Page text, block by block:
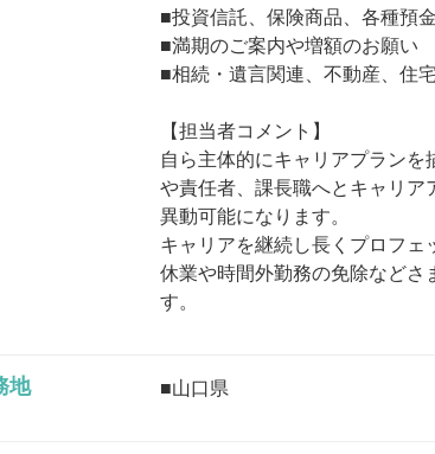
■投資信託、保険商品、各種預
■満期のご案内や増額のお願い
■相続・遺言関連、不動産、住
【担当者コメント】
自ら主体的にキャリアプラン
や責任者、課長職へとキャリア
異動可能になります。
キャリアを継続し長くプロフ
休業や時間外勤務の免除などさ
す。
地 ■山口県